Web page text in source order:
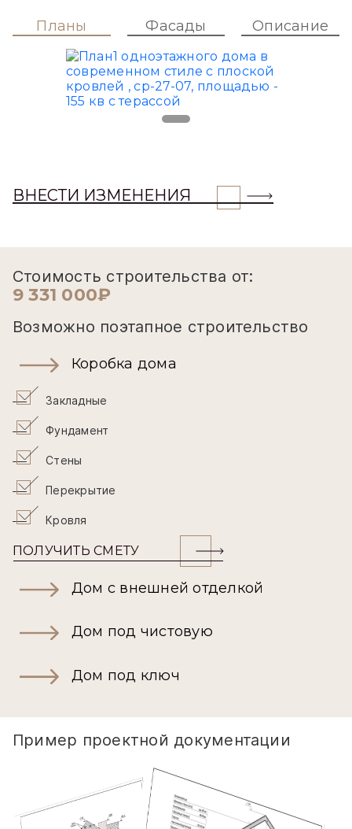
Планы Фасады Описание
ВНЕСТИ ИЗМЕНЕНИЯ
Стоимость строительства от:
9 331 000₽
Возможно поэтапное строительство
Коробка дома
Закладные
Фундамент
Стены
Перекрытие
Кровля
ПОЛУЧИТЬ СМЕТУ
Дом с внешней отделкой
Дом под чистовую
Дом под ключ
Пример проектной документации